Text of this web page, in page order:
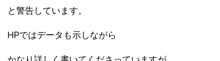
と警告しています。
HPではデータも示しながら